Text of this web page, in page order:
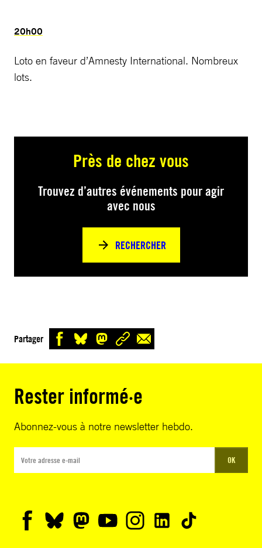
20h00
Loto en faveur d’Amnesty International. Nombreux
lots.
Près de chez vous
Trouvez d’autres événements pour agir
avec nous
RECHERCHER
Partager
Rester informé·e
Abonnez-vous à notre newsletter hebdo.
OK